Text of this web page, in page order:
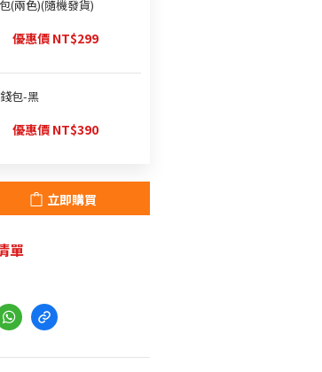
(兩色)(隨機發貨)
優惠價 NT$299
包-黑
優惠價 NT$390
立即購買
單